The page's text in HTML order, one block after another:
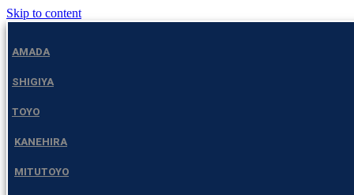
Skip to content
AMADA
SHIGIYA
TOYO
KANEHIRA
MITUTOYO